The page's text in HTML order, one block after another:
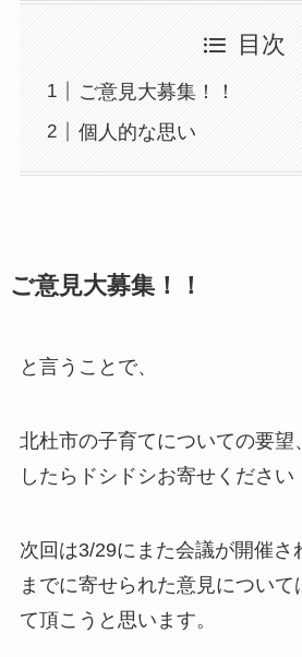
目次
ご意見大募集！！
個人的な思い
ご意見大募集！！
と言うことで、
北杜市の子育てについての要望
したらドシドシお寄せください
次回は3/29にまた会議が開催さ
までに寄せられた意見につい
て頂こうと思います。